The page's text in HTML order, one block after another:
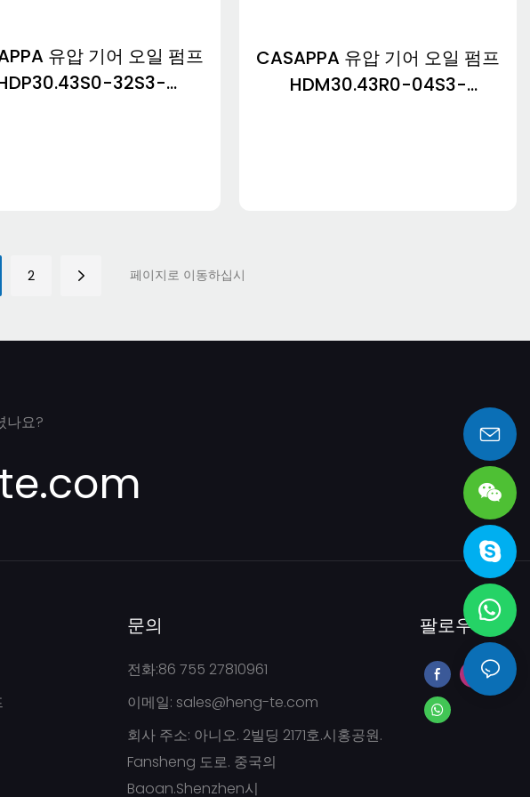
유압 기어 오일 펌프
32S3-
CASAPPA 유압 기어 오일 펌프
HDM30.43R0-04S3-
2
나요?
문의
전화:86 755 27810961
이메일: sales@heng-te.com
회사 주소: 아니오. 2빌딩 2171호.시홍공원.
Fansheng 도로. 중국의
Baoan.Shenzhen시
팔로우